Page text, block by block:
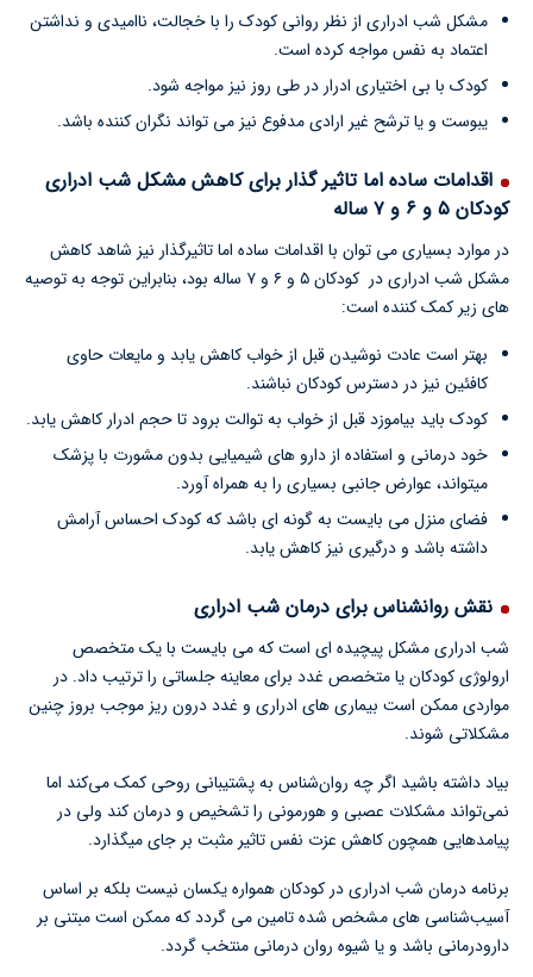
مشکل شب ادراری از نظر روانی کودک را با خجالت، ناامیدی و نداشتن
اعتماد به نفس مواجه کرده است.
کودک با بی اختیاری ادرار در طی روز نیز مواجه شود.
یبوست و یا ترشح غیر ارادی مدفوع نیز می تواند نگران کننده باشد.
اقدامات ساده اما تاثیر گذار برای کاهش مشکل شب ادراری
کودکان ۵ و ۶ و ۷ ساله
در موارد بسیاری می توان با اقدامات ساده اما تاثیرگذار نیز شاهد کاهش
مشکل شب ادراری در کودکان ۵ و ۶ و ۷ ساله بود، بنابراین توجه به توصیه
های زیر کمک کننده است:
بهتر است عادت نوشیدن قبل از خواب کاهش یابد و مایعات حاوی
کافئین نیز در دسترس کودکان نباشند.
کودک باید بیاموزد قبل از خواب به توالت برود تا حجم ادرار کاهش یابد.
خود درمانی و استفاده از دارو های شیمیایی بدون مشورت با پزشک
میتواند، عوارض جانبی بسیاری را به همراه آورد.
فضای منزل می بایست به گونه ای باشد که کودک احساس آرامش
داشته باشد و درگیری نیز کاهش یابد.
نقش روانشناس برای درمان شب ادراری
شب ادراری مشکل پیچیده ای است که می بایست با یک متخصص
ارولوژی کودکان یا متخصص غدد برای معاینه جلساتی را ترتیب داد. در
مواردی ممکن است بیماری های ادراری و غدد درون ریز موجب بروز چنین
مشکلاتی شوند.
بیاد داشته باشید اگر چه روان‌شناس به پشتیبانی روحی کمک می‌کند اما
نمی‌تواند مشکلات عصبی و هورمونی را تشخیص و درمان کند ولی در
پیامدهایی همچون کاهش عزت نفس تاثیر مثبت بر جای میگذارد.
برنامه درمان شب ادراری در کودکان همواره یکسان نیست بلکه بر اساس
آسیب‌شناسی های مشخص شده تامین می گردد که ممکن است مبتنی بر
دارودرمانی باشد و یا شیوه روان درمانی منتخب گردد.